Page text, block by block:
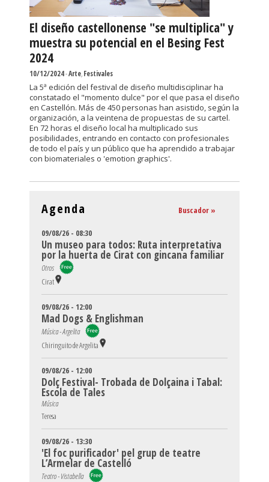
El diseño castellonense "se multiplica" y
muestra su potencial en el Besing Fest
2024
10/12/2024-Arte,Festivales
La 5ª edición del festival de diseño multidisciplinar ha
constatado el "momento dulce" por el que pasa el diseño
en Castellón. Más de 450 personas han asistido, según la
organización, a la veintena de propuestas de su cartel.
En 72 horas el diseño local ha multiplicado sus
posibilidades, entrando en contacto con profesionales
de todo el país y un público que ha aprendido a trabajar
con biomateriales o 'emotion graphics'.
Agenda Buscador »
09/08/26 - 08:30
Un museo para todos: Ruta interpretativa
por la huerta de Cirat con gincana familiar
Otros
Cirat
09/08/26 - 12:00
Mad Dogs & Englishman
Música - Argelita
Chiringuito de Argelita
09/08/26 - 12:00
Dolç Festival- Trobada de Dolçaina i Tabal:
Escola de Tales
Música
Teresa
09/08/26 - 13:30
'El foc purificador' pel grup de teatre
L’Armelar de Castelló
Teatro - Vistabella